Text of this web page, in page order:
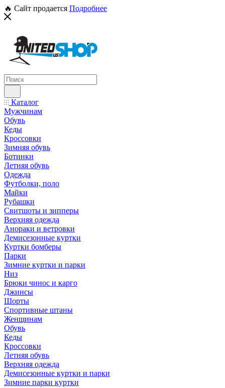
🔥 Сайт продается Подробнее
Каталог
Мужчинам
Обувь
Кеды
Кроссовки
Зимняя обувь
Ботинки
Летняя обувь
Одежда
Футболки, поло
Майки
Рубашки
Свитшоты и зипперы
Верхняя одежда
Анораки и ветровки
Демисезонные куртки
Куртки бомберы
Парки
Зимние куртки и парки
Низ
Брюки чинос и карго
Джинсы
Шорты
Спортивные штаны
Женщинам
Обувь
Кеды
Кроссовки
Летняя обувь
Верхняя одежда
Демисезонные куртки и парки
Зимние парки куртки